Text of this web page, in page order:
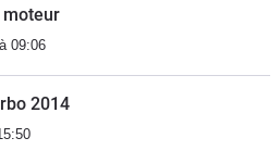
moteur
09:06
2014